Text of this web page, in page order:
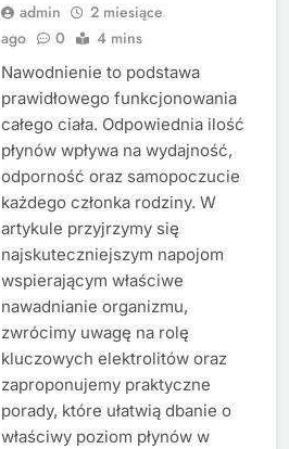
admin
2 miesiące
ago
0 4 mins
Nawodnienie to podstawa
prawidłowego funkcjonowania
całego ciała. Odpowiednia ilość
płynów wpływa na wydajność,
odporność oraz samopoczucie
każdego członka rodziny. W
artykule przyjrzymy się
najskuteczniejszym napojom
wspierającym właściwe
nawadnianie organizmu,
zwrócimy uwagę na rolę
kluczowych elektrolitów oraz
zaproponujemy praktyczne
porady, które ułatwią dbanie o
właściwy poziom płynów w